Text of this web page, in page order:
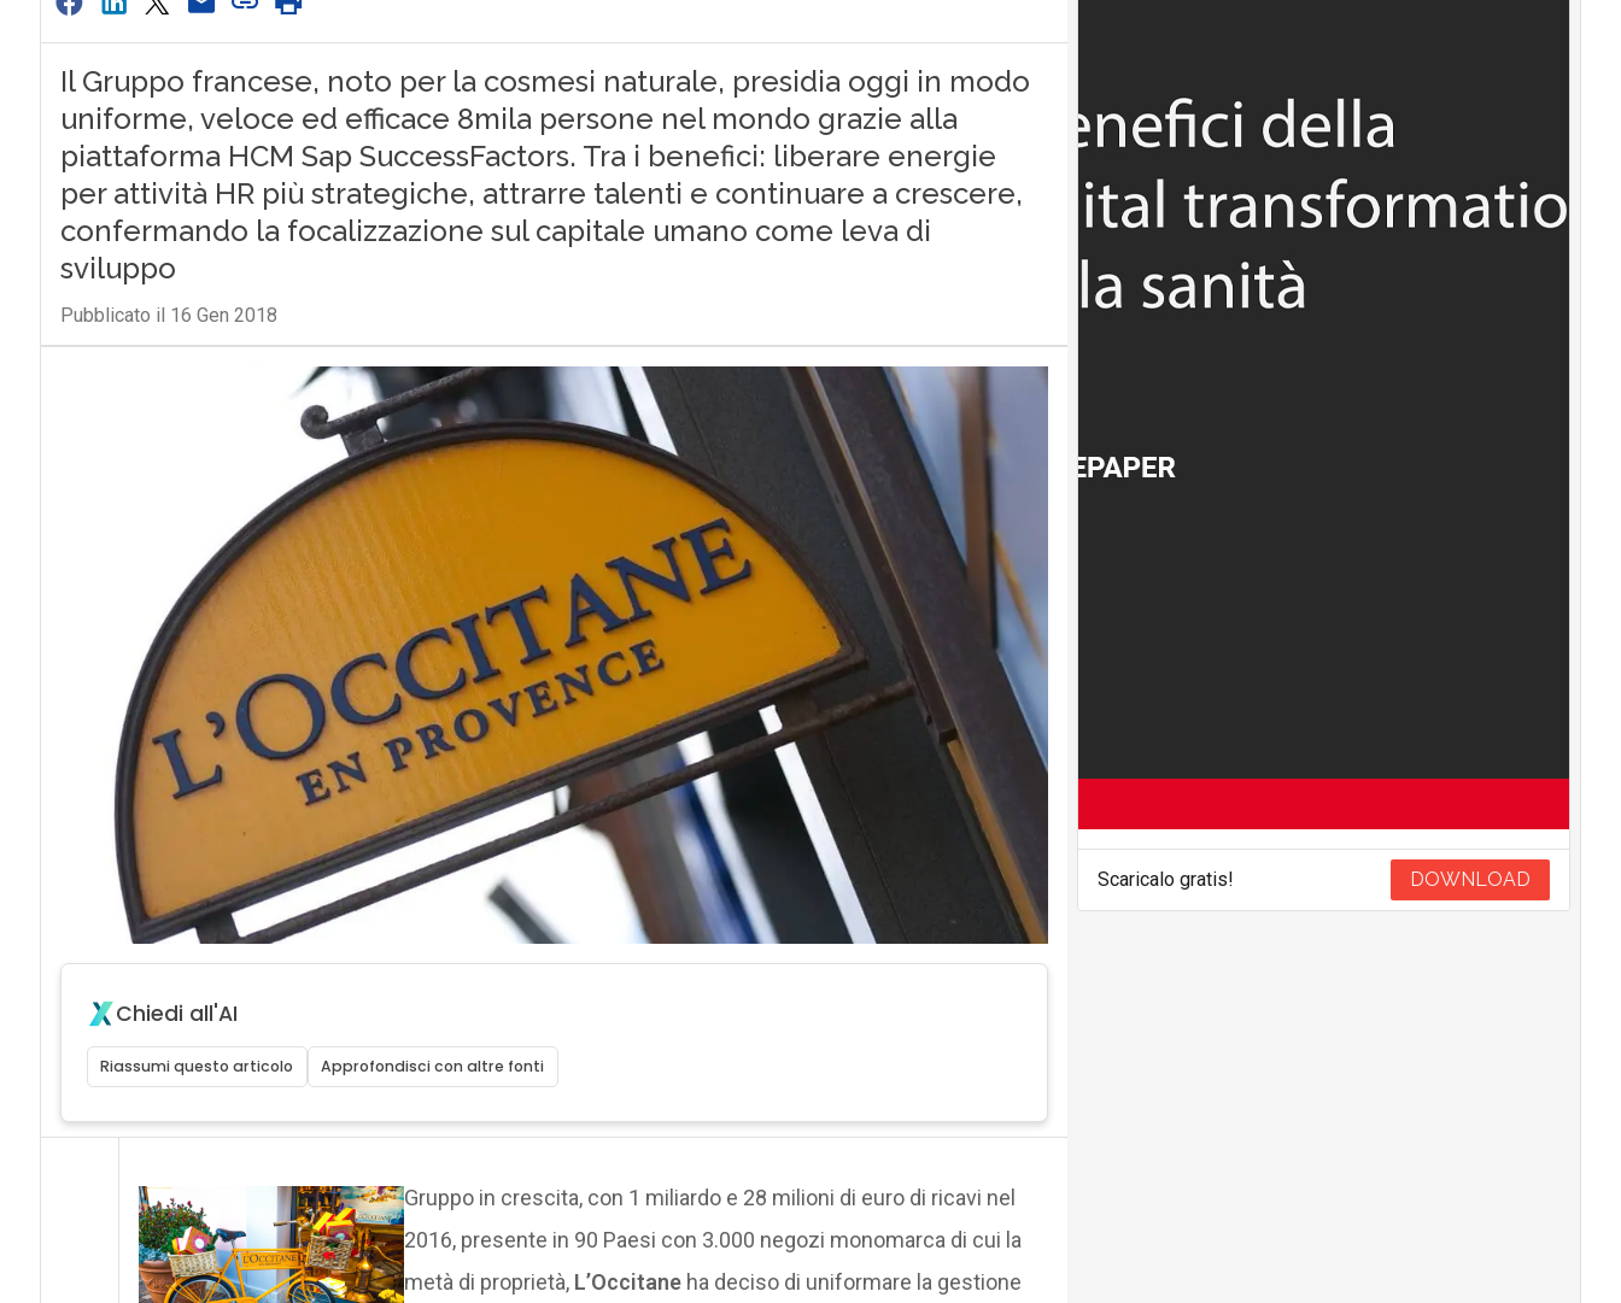
Il Gruppo francese, noto per la cosmesi naturale, presidia oggi in modo
uniforme, veloce ed efficace 8mila persone nel mondo grazie alla
piattaforma HCM Sap SuccessFactors. Tra i benefici: liberare energie
per attività HR più strategiche, attrarre talenti e continuare a crescere,
confermando la focalizzazione sul capitale umano come leva di
sviluppo
Pubblicato il 16 Gen 2018
Chiedi all'AI
Riassumi questo articolo Approfondisci con altre fonti
Gruppo in crescita, con 1 miliardo e 28 milioni di euro di ricavi nel
2016, presente in 90 Paesi con 3.000 negozi monomarca di cui la
metà di proprietà, L’Occitaneha deciso di uniformare la gestione
Scaricalo gratis! DOWNLOAD